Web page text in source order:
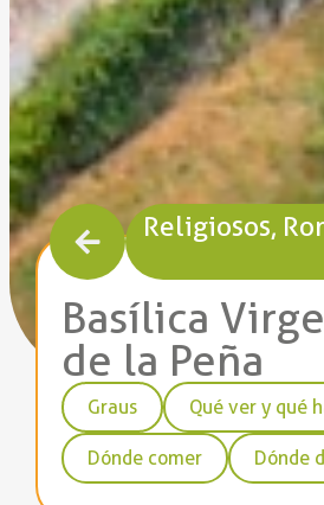
Basílica
de la Peña
Graus Qué ver y qué
Dónde comer Dónde
Religiosos,